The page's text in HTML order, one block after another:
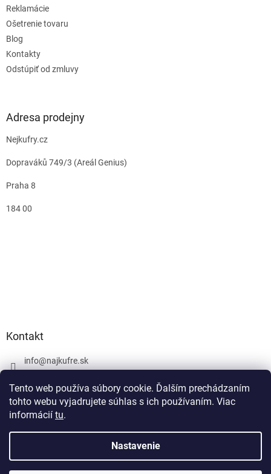
Tento web používa súbory cookie. Ďalším prechádzaním
tohto webu vyjadrujete súhlas s ich používaním. Viac
informácií tu.
Nastavenie
Reklamácie
Ošetrenie tovaru
Blog
Kontakty
Odstúpiť od zmluvy
Adresa prodejny
Nejkufry.cz
Dopraváků 749/3 (Areál Genius)
Praha 8
184 00
Kontakt
info@najkufre.sk
Facebook
Vytvoril Shoptet